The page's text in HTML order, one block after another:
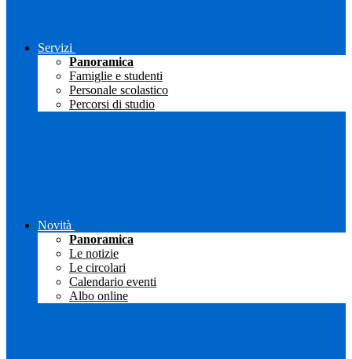
Servizi
Panoramica
Famiglie e studenti
Personale scolastico
Percorsi di studio
Novità
Panoramica
Le notizie
Le circolari
Calendario eventi
Albo online